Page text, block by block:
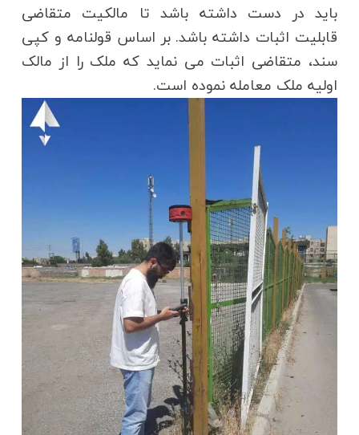
باید در دست داشته باشد تا مالکیت متقاضی
قابلیت اثبات داشته باشد. بر اساس قولنامه و کپی
سند، متقاضی اثبات می نماید که ملک را از مالک
اولیه ملک معامله نموده است.